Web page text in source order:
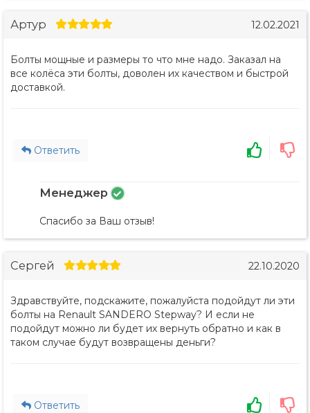
Артур 12.02.2021
Болты мощные и размеры то что мне надо. Заказал на
все колёса эти болты, доволен их качеством и быстрой
доставкой.
Ответить
Менеджер
Спасибо за Ваш отзыв!
Сергей 22.10.2020
Здравствуйте, подскажите, пожалуйста подойдут ли эти
болты на Renault SANDERO Stepway? И если не
подойдут можно ли будет их вернуть обратно и как в
таком случае будут возвращены деньги?
Ответить